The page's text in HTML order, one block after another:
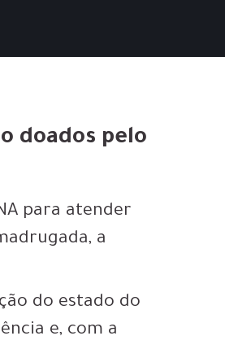
doados pelo
para atender
a
do estado do
e, com a